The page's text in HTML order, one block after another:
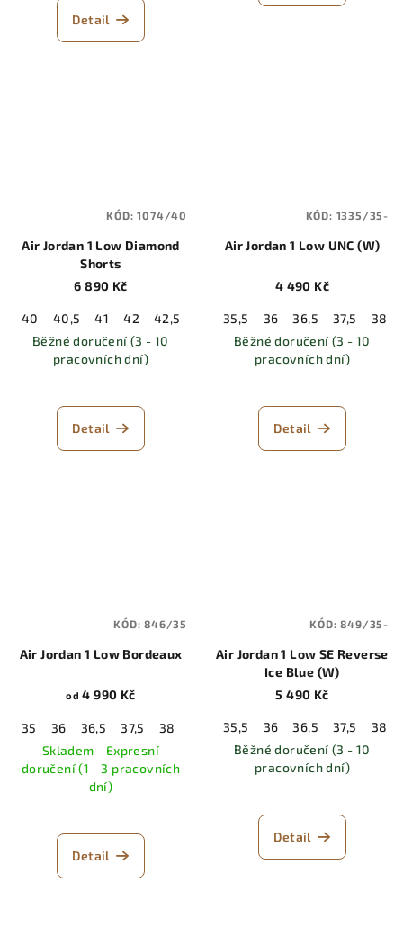
Detail
Air Jordan 1 Low Diamond
Shorts
6 890 Kč
40 40,5 41 42 42,5 44 44,5 45 45,5 46
Běžné doručení (3 - 10
pracovních dní)
Detail
KÓD:1074/40
Air Jordan 1 Low UNC (W)
4 490 Kč
35,5 36 36,5 37,5 38
Běžné doručení (3 - 10
pracovních dní)
Detail
KÓD: 1335/35-
Air Jordan 1 Low Bordeaux
od 4 990 Kč
35 36 36,5 37,5 38 39 40 40,5 41 42
Skladem - Expresní
doručení (1 - 3 pracovních
dní)
Detail
KÓD:846/35
Air Jordan 1 Low SE Reverse
Ice Blue (W)
5 490 Kč
35,5 36 36,5 37,5 38
Běžné doručení (3 - 10
pracovních dní)
Detail
KÓD:849/35-